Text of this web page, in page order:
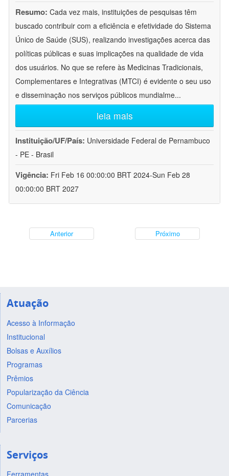
Resumo: Cada vez mais, instituições de pesquisas têm
buscado contribuir com a eficiência e efetividade do Sistema
Único de Saúde (SUS), realizando investigações acerca das
políticas públicas e suas implicações na qualidade de vida
dos usuários. No que se refere às Medicinas Tradicionais,
Complementares e Integrativas (MTCI) é evidente o seu uso
e disseminação nos serviços públicos mundialme...
leia mais
Instituição/UF/País: Universidade Federal de Pernambuco
- PE - Brasil
Vigência: Fri Feb 16 00:00:00 BRT 2024-Sun Feb 28
00:00:00 BRT 2027
Anterior Próximo
Atuação
Acesso à Informação
Institucional
Bolsas e Auxílios
Programas
Prêmios
Popularização da Ciência
Comunicação
Parcerias
Serviços